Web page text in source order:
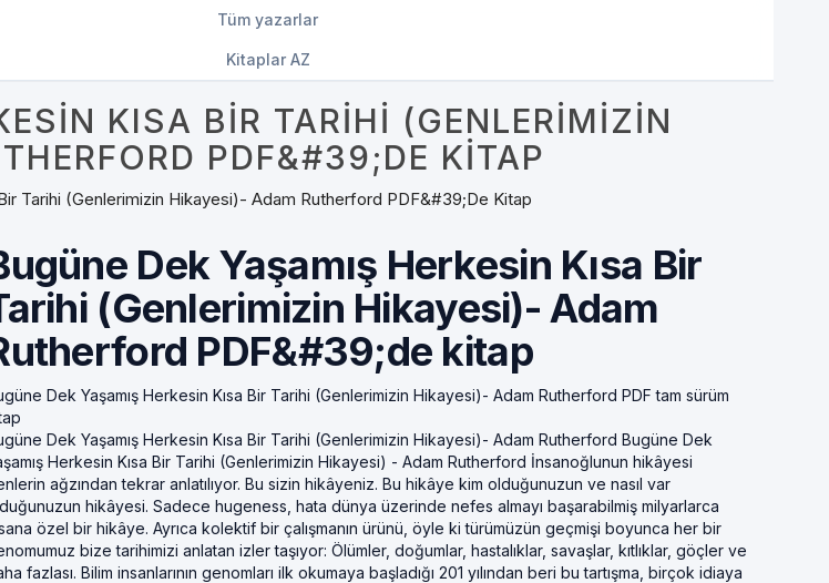
Tüm yazarlar
Kitaplar AZ
KISA BIR TARIHI (GENLERIMIZIN
PDF&#39;DE KITAP
Tarihi (Genlerimizin Hikayesi)- Adam Rutherford PDF&#39;de Kitap
Dek Yaşamış Herkesin Kısa Bir
(Genlerimizin Hikayesi)- Adam
PDF&#39;de kitap
Dek Yaşamış Herkesin Kısa Bir Tarihi (Genlerimizin Hikayesi)- Adam Rutherford PDF tam sürüm
Dek Yaşamış Herkesin Kısa Bir Tarihi (Genlerimizin Hikayesi)- Adam Rutherford Bugüne Dek
Herkesin Kısa Bir Tarihi (Genlerimizin Hikayesi) - Adam Rutherford İnsanoğlunun hikâyesi
ağzından tekrar anlatılıyor. Bu sizin hikâyeniz. Bu hikâye kim olduğunuzun ve nasıl var
hikâyesi. Sadece hugeness, hata dünya üzerinde nefes almayı başarabilmiş milyarlarca
özel bir hikâye. Ayrıca kolektif bir çalışmanın ürünü, öyle ki türümüzün geçmişi boyunca her bir
bize tarihimizi anlatan izler taşıyor: Ölümler, doğumlar, hastalıklar, savaşlar, kıtlıklar, göçler ve
fazlası. Bilim insanlarının genomları ilk okumaya başladığı 201 yılından beri bu tartışma, birçok idiaya